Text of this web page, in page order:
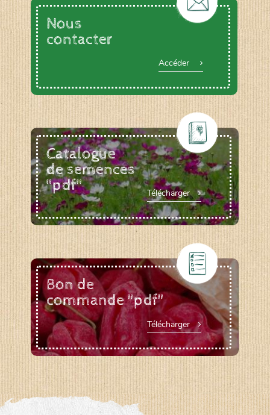
Nous
contacter
Accéder
Catalogue
de semences
"pdf"
Télécharger
Bon de
commande "pdf"
Télécharger